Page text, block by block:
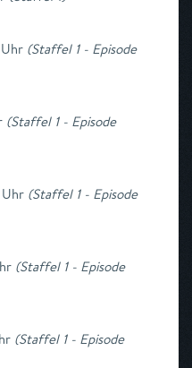
(Staffel 1 - Episode
(Staffel 1 - Episode
(Staffel 1 - Episode
(Staffel 1 - Episode
(Staffel 1 - Episode